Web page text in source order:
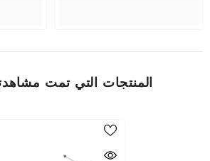
المنتجات التي تمت